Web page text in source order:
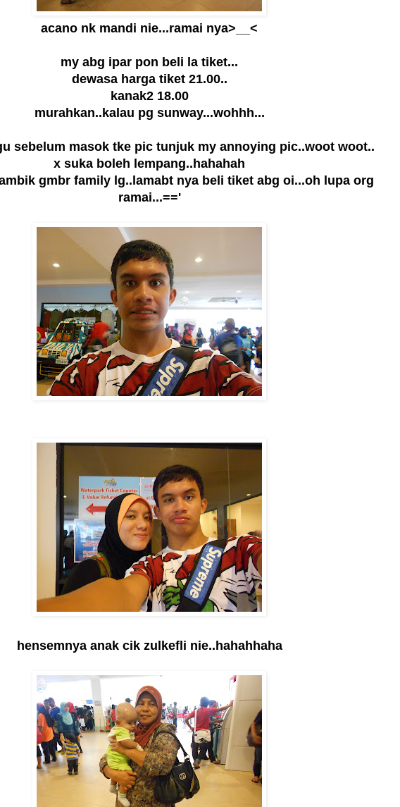
acano nk mandi nie...ramai nya>__<
my abg ipar pon beli la tiket...
dewasa harga tiket 21.00..
kanak2 18.00
murahkan..kalau pg sunway...wohhh...
sebelum masok tke pic tunjuk my annoying pic..woot woot..
x suka boleh lempang..hahahah
gmbr family lg..lamabt nya beli tiket abg oi...oh lupa org
ramai...=='
hensemnya anak cik zulkefli nie..hahahhaha